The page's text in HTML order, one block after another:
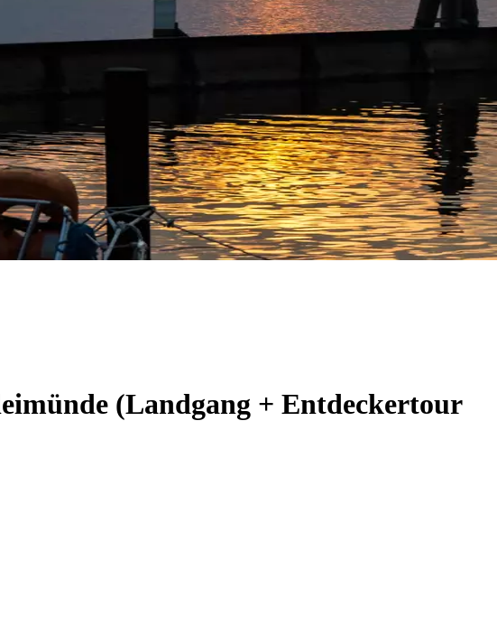
(Landgang + Entdeckertour